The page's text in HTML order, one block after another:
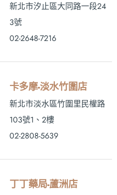
新北市汐止區大同路一段24
3號
02-2648-7216
卡多摩-淡水竹圍店
新北市淡水區竹圍里民權路
103號1、2樓
02-2808-5639
丁丁藥局-蘆洲店